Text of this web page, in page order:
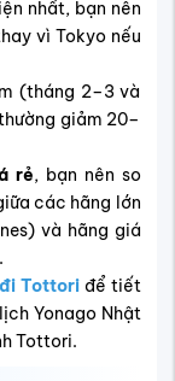
nhất, bạn nên
vì Tokyo nếu
(tháng 2–3 và
giảm 20–
rẻ, bạn nên so
các hãng lớn
và hãng giá
Tottori để tiết
Yonago Nhật
Tottori.